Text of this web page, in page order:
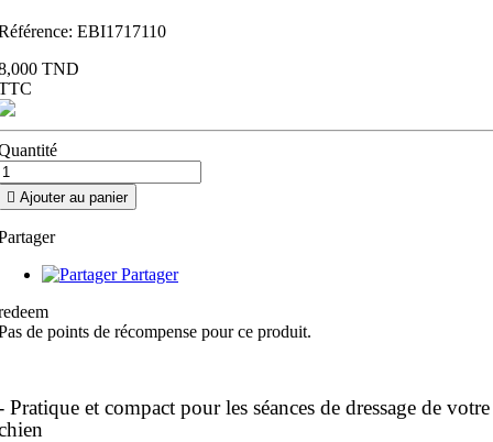
EBI1717110
TND
 Ajouter au panier
Partager
de points de récompense pour ce produit.
Pratique et compact pour les séances de dressage de votre